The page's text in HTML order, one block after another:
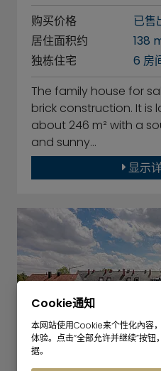
购买价格
已售
居住面积约
138
独栋住宅
6 房
The family house for
brick construction. It
about 246 m² with a
and sunny…
显示
Cookie通知
本网站使用Cookie来个性化內容
体验。点击“全部允许并继续”按
据。